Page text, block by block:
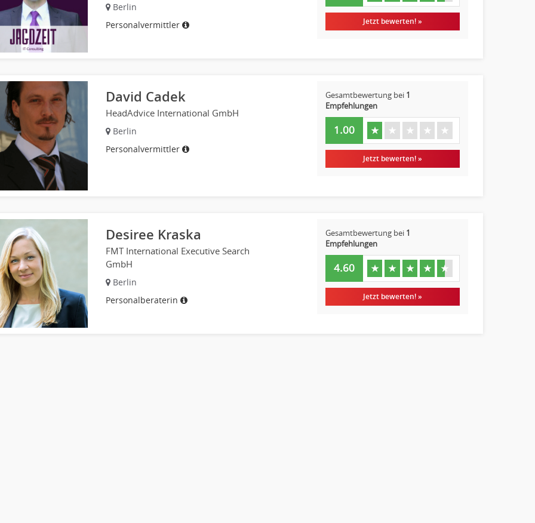
Berlin
Personalvermittler
Jetzt bewerten! »
David Cadek
HeadAdvice International GmbH
Berlin
Personalvermittler
Gesamtbewertung bei 1
Empfehlungen
1.00 ★ ★ ★ ★ ★
Jetzt bewerten! »
Desiree Kraska
FMT International Executive Search
GmbH
Berlin
Personalberaterin
Gesamtbewertung bei 1
Empfehlungen
4.60 ★ ★ ★ ★ ★
Jetzt bewerten! »